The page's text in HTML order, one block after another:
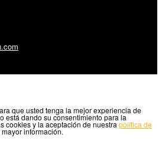
que usted tenga la mejor experiencia de
está dando su consentimiento para la
cookies y la aceptación de nuestra política de
información.